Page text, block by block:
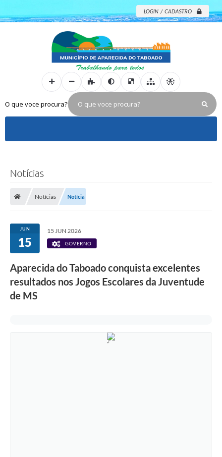
LOGIN / CADASTRO
O que voce procura?
Notícias
Notícias Notícia
JUN
15
15 JUN 2026
GOVERNO
Aparecida do Taboado conquista excelentes
resultados nos Jogos Escolares da Juventude
de MS